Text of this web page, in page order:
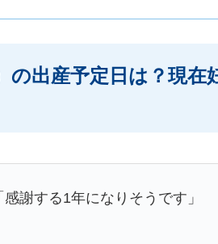
出産予定日は？現在
謝する1年になりそうです」